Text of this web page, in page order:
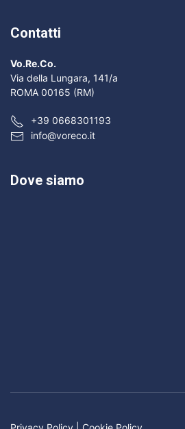
Contatti
Vo.Re.Co.
Via della Lungara, 141/a
ROMA 00165 (RM)
+39 0668301193
info@voreco.it
Dove siamo